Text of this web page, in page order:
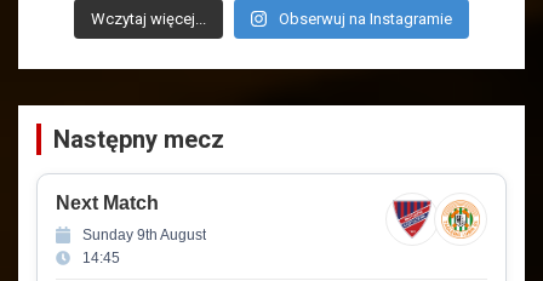
Wczytaj więcej... Obserwuj na Instagramie
Następny mecz
Next Match
Sunday 9th August
14:45